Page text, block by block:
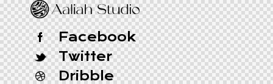
Facebook
Twitter
Dribble